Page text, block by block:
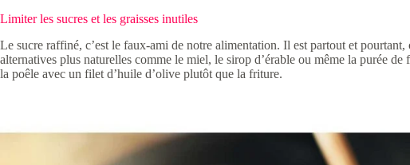
Limiter les sucres et les graisses inutiles
Le sucre raffiné, c’est le faux-ami de notre alimentation. Il est partout et pourtant,
alternatives plus naturelles comme le miel, le sirop d’érable ou même la purée
la poêle avec un filet d’huile d’olive plutôt que la friture.